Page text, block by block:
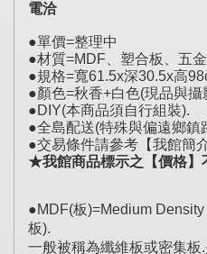
電洽
●單價=整理中
●材質=MDF、塑合板、五
●規格=寬61.5x深30.5x高
●顏色=秋香+白色(現品與
●DIY(本商品須自行組裝).
●全島配送(特殊與偏遠鄉鎮
●交易條件請參考【我館簡
★我館商品標示之【價格】
●MDF(板)=Medium
板).
一般被稱為纖維板或密集